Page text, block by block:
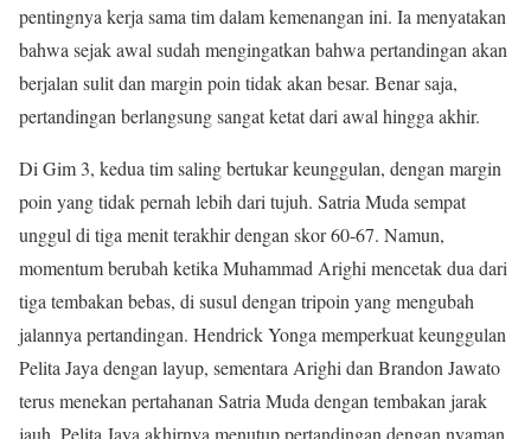
pentingnya kerja sama tim dalam kemenangan ini. Ia menyatakan
bahwa sejak awal sudah mengingatkan bahwa pertandingan akan
berjalan sulit dan margin poin tidak akan besar. Benar saja,
pertandingan berlangsung sangat ketat dari awal hingga akhir.
Di Gim 3, kedua tim saling bertukar keunggulan, dengan margin
poin yang tidak pernah lebih dari tujuh. Satria Muda sempat
unggul di tiga menit terakhir dengan skor 60-67. Namun,
momentum berubah ketika Muhammad Arighi mencetak dua dari
tiga tembakan bebas, di susul dengan tripoin yang mengubah
jalannya pertandingan. Hendrick Yonga memperkuat keunggulan
Pelita Jaya dengan layup, sementara Arighi dan Brandon Jawato
terus menekan pertahanan Satria Muda dengan tembakan jarak
jauh. Pelita Jaya akhirnya menutup pertandingan dengan nyaman,